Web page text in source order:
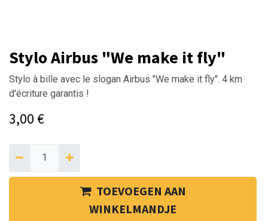
Stylo Airbus "We make it fly"
Stylo à bille avec le slogan Airbus "We make it fly". 4 km
d'écriture garantis !
3,00 €
TOEVOEGEN AAN
WINKELMANDJE